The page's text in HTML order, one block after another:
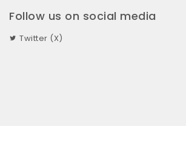
Follow us on social media
Twitter (X)